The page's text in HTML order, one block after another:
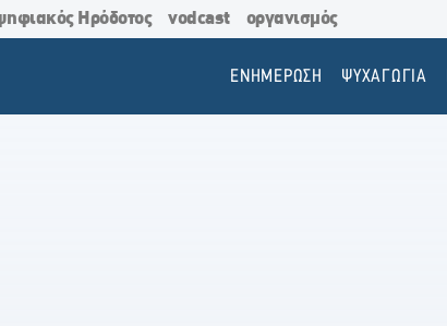
Ηρόδοτος vodcast οργανισμός
ΕΝΗΜΕΡΩΣΗ ΨΥΧΑΓΩΓΙΑ